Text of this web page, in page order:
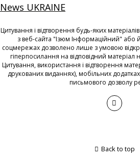
News UKRAINE
Цитування і відтворення будь-яких
з веб-сайта "Ізюм Інформаційний" або
соцмережах дозволено лише з умовою
гіперпосилання на відповідний
Цитування, використання і відтворення
друкованих виданнях), мобільних
письмового дозволу
Back to top